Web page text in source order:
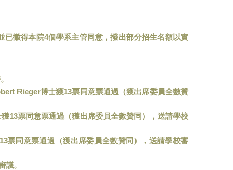
已徵得本院4個學系主管同意，撥出部分招生名額以實
Rieger博士獲13票同意票通過（獲出席委員全數贊
獲13票同意票通過（獲出席委員全數贊同），送請學校
票同意票通過（獲出席委員全數贊同），送請學校審
議。